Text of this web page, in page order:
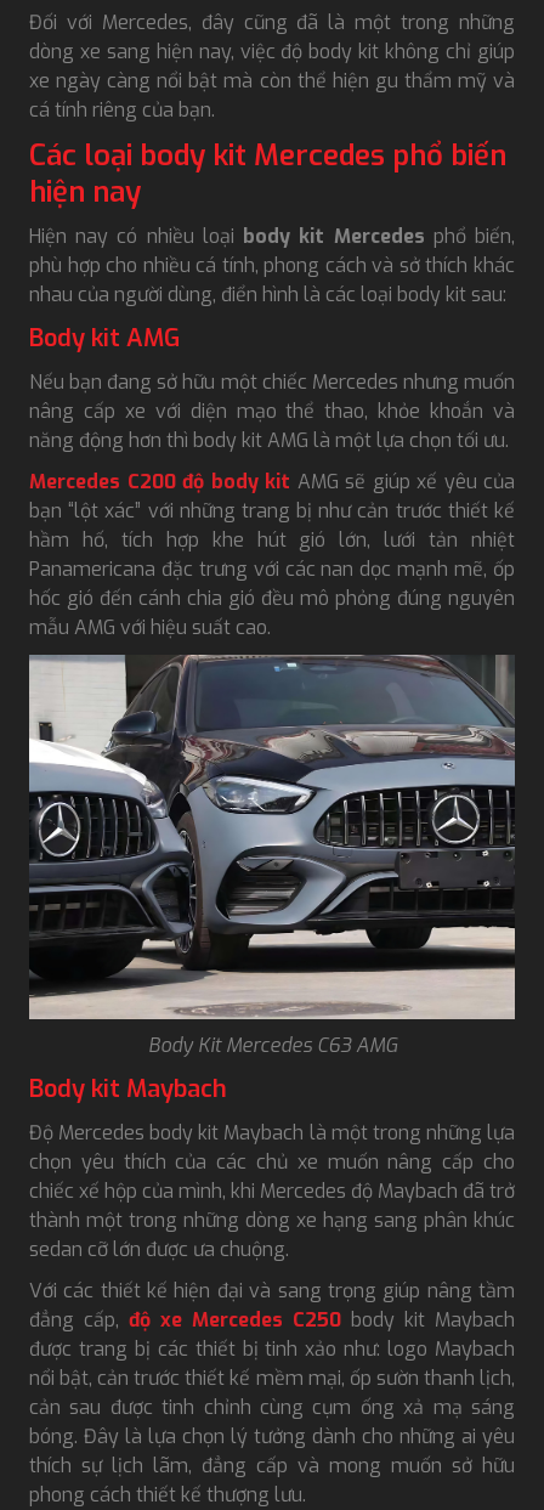
Đối với Mercedes, đây cũng đã là một trong những
dòng xe sang hiện nay, việc độ body kit không chỉ giúp
xe ngày càng nổi bật mà còn thể hiện gu thẩm mỹ và
cá tính riêng của bạn.
Các loại body kit Mercedes phổ biến
hiện nay
Hiện nay có nhiều loại body kit Mercedes phổ biến,
phù hợp cho nhiều cá tính, phong cách và sở thích khác
nhau của người dùng, điển hình là các loại body kit sau:
Body kit AMG
Nếu bạn đang sở hữu một chiếc Mercedes nhưng muốn
nâng cấp xe với diện mạo thể thao, khỏe khoắn và
năng động hơn thì body kit AMG là một lựa chọn tối ưu.
Mercedes C200 độ body kit AMG sẽ giúp xế yêu của
bạn “lột xác” với những trang bị như cản trước thiết kế
hầm hố, tích hợp khe hút gió lớn, lưới tản nhiệt
Panamericana đặc trưng với các nan dọc mạnh mẽ, ốp
hốc gió đến cánh chia gió đều mô phỏng đúng nguyên
mẫu AMG với hiệu suất cao.
Body Kit Mercedes C63 AMG
Body kit Maybach
Độ Mercedes body kit Maybach là một trong những lựa
chọn yêu thích của các chủ xe muốn nâng cấp cho
chiếc xế hộp của mình, khi Mercedes độ Maybach đã trở
thành một trong những dòng xe hạng sang phân khúc
sedan cỡ lớn được ưa chuộng.
Với các thiết kế hiện đại và sang trọng giúp nâng tầm
đẳng cấp, độ xe Mercedes C250 body kit Maybach
được trang bị các thiết bị tinh xảo như: logo Maybach
nổi bật, cản trước thiết kế mềm mại, ốp sườn thanh lịch,
cản sau được tinh chỉnh cùng cụm ống xả mạ sáng
bóng. Đây là lựa chọn lý tưởng dành cho những ai yêu
thích sự lịch lãm, đẳng cấp và mong muốn sở hữu
phong cách thiết kế thượng lưu.